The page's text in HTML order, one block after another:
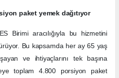
paket yemek dağıtıyor
Birimi aracılığıyla bu hizmetini
Bu kapsamda her ay 65 yaş
ve ihtiyaçlarını tek başına
toplam 4.800 porsiyon paket